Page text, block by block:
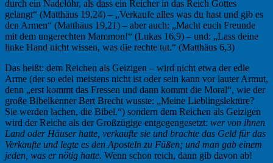
durch ein Nadelöhr, als dass ein Reicher in das Reich Gottes
gelangt“ (Matthäus 19,24) – „Verkaufe alles was du hast und gib es
den Armen“ (Matthäus 19,21) – aber auch: „Macht euch Freunde
mit dem ungerechten Mammon!“ (Lukas 16,9) – und: „Lass deine
linke Hand nicht wissen, was die rechte tut.“ (Matthäus 6,3)
Das heißt: dem Reichen als Geizigen – wird nicht etwa der edle
Arme (der so edel meistens nicht ist oder sein kann vor lauter Armut,
denn „erst kommt das Fressen und dann kommt die Moral“, wie der
große Bibelkenner Bert Brecht wusste: „Meine Lieblingslektüre?
Sie werden lachen, die Bibel.“) sondern dem Reichen als Geizigen
wird der Reiche als der Großzügige entgegengesetzt: wer von ihnen
Land oder Häuser hatte, verkaufte sie und brachte das Geld für das
Verkaufte und legte es den Aposteln zu Füßen; und man gab einem
jeden, was er nötig hatte. Wenn schon reich, dann gib davon ab!